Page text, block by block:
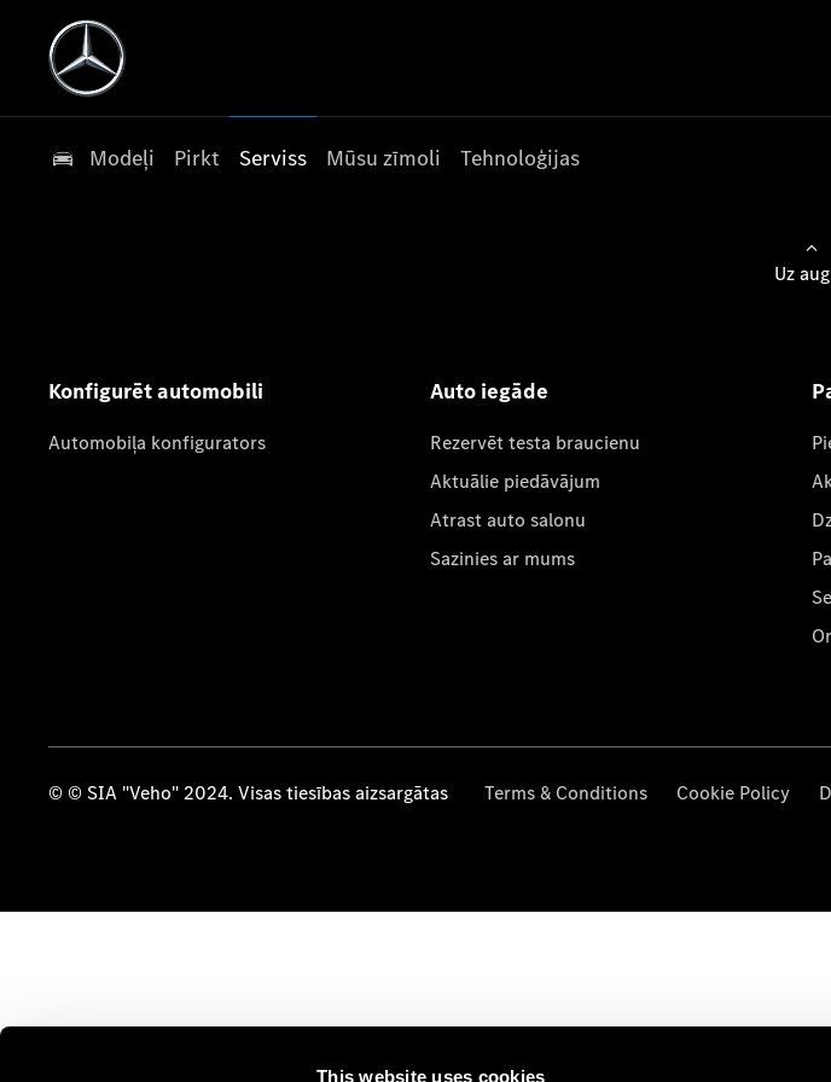
This website uses cookies
Modeļi Pirkt Serviss Mūsu zīmoli Tehnoloģijas
Uz
Konfigurēt automobili
Automobiļa konfigurators
Auto iegāde
Rezervēt testa braucienu
Aktuālie piedāvājum
Atrast auto salonu
Sazinies ar mums
© © SIA "Veho" 2024. Visas tiesības aizsargātas Terms & Conditions Cookie Policy